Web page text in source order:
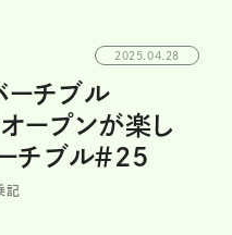
2025.04.28
ーチブル
ープンが楽し
チブル＃25
記